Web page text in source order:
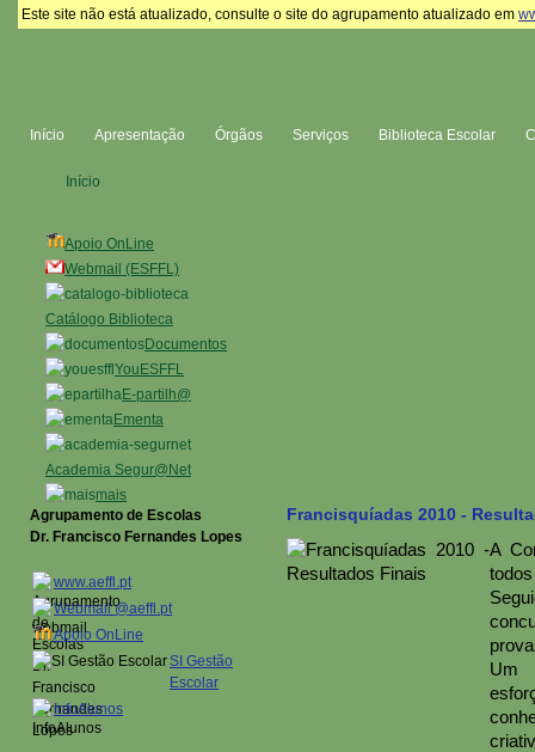
Este site não está atualizado, consulte o site do agrupamento atualizado em
Início Apresentação Órgãos Serviços Biblioteca Escolar
Apoio OnLine
Webmail (ESFFL)
Catálogo Biblioteca
Documentos
YouESFFL
E-partilh@
Ementa
Academia Segur@Net
mais
Início
Francisquíadas 2010 -
A
Um
Agrupamento de Escolas
Dr. Francisco Fernandes Lopes
www.aeffl.pt
Webmail @aeffl.pt
Apoio OnLine
SI Gestão
Escolar
InfoAlunos